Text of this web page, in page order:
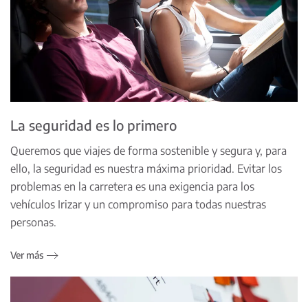
La seguridad es lo primero
Queremos que viajes de forma sostenible y segura y, para
ello, la seguridad es nuestra máxima prioridad. Evitar los
problemas en la carretera es una exigencia para los
vehículos Irizar y un compromiso para todas nuestras
personas.
Ver más